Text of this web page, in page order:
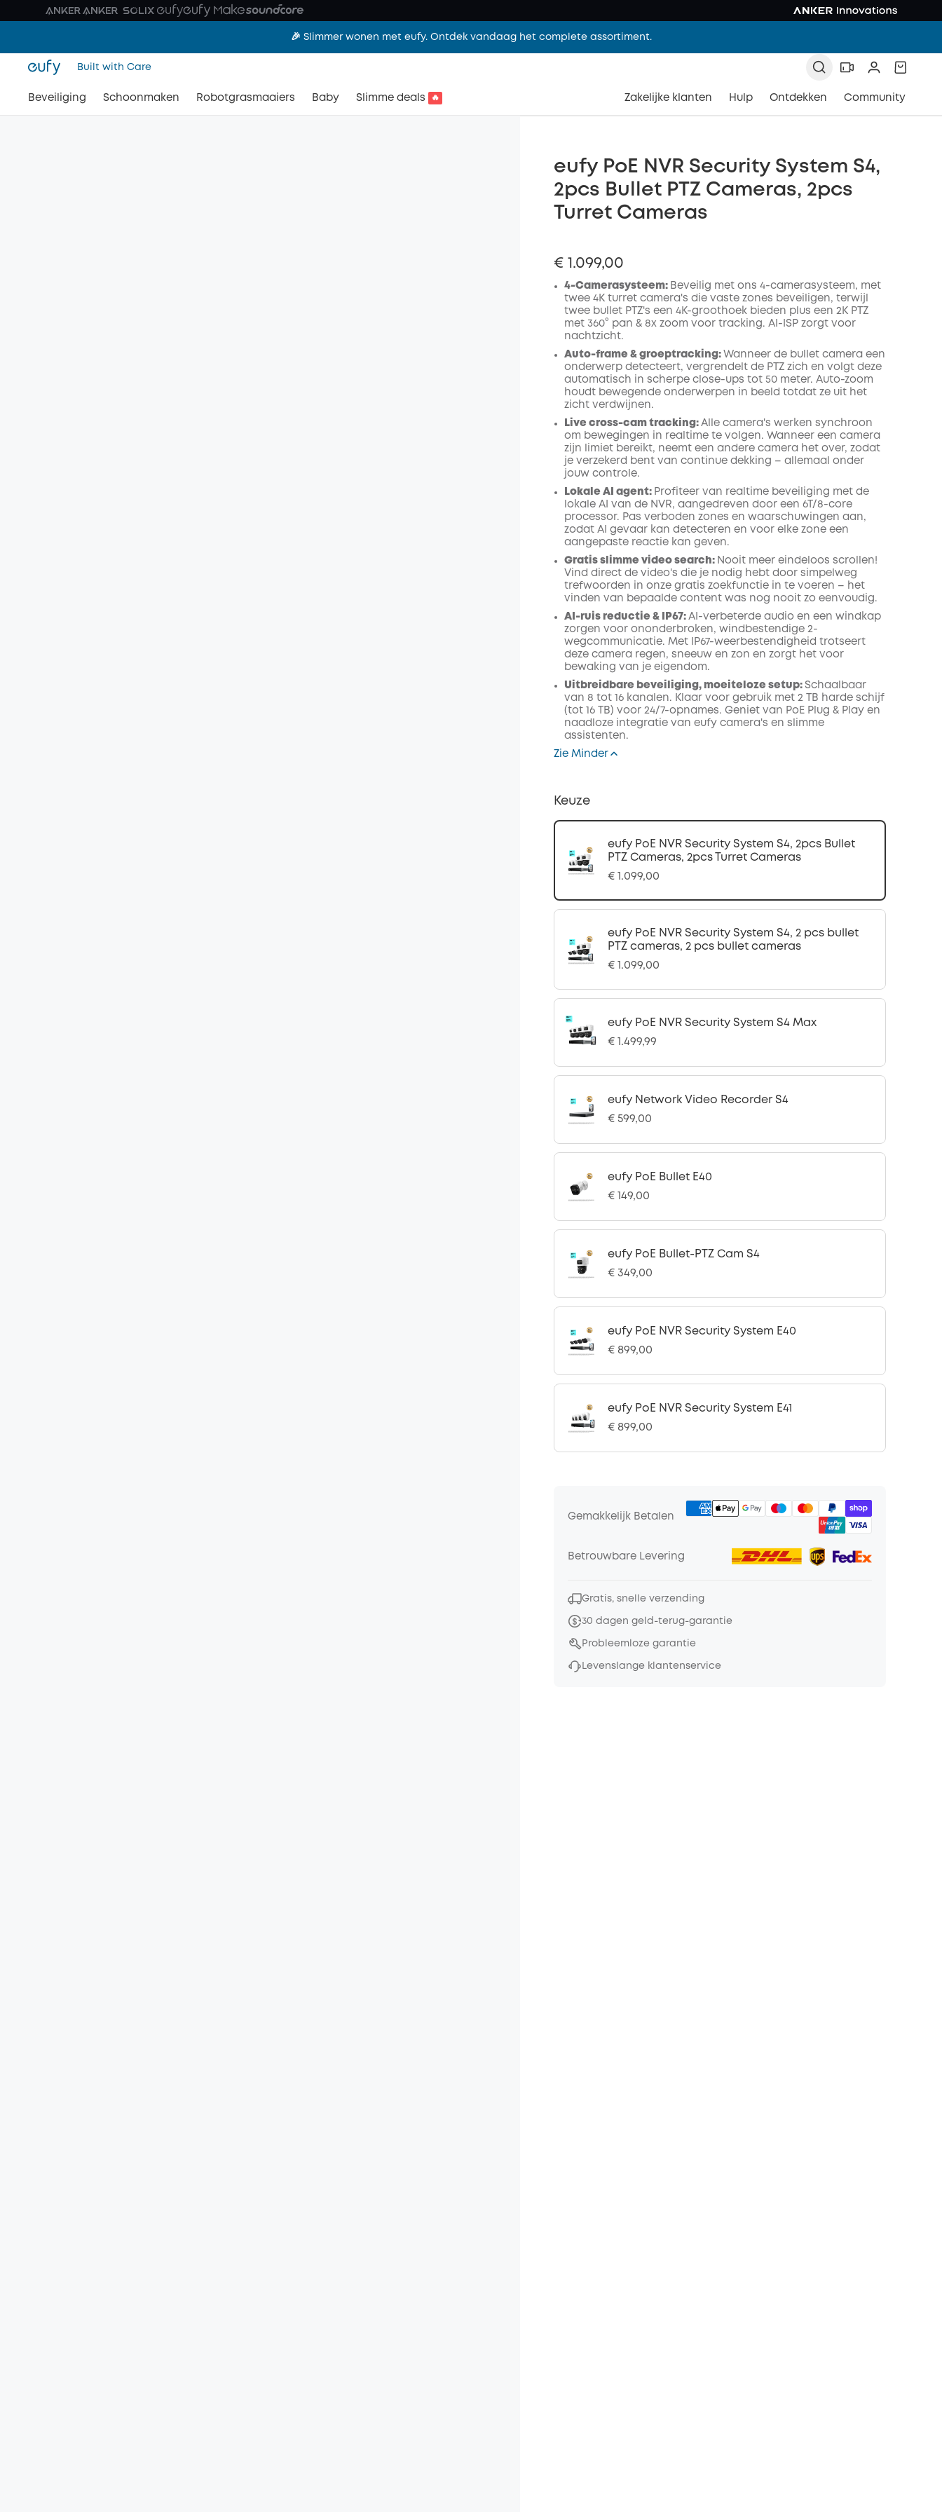
🎉 Slimmer wonen met eufy. Ontdek vandaag het complete assortiment.
Built with Care
Beveiliging Schoonmaken Robotgrasmaaiers Baby Slimme deals 🔥 Zakelijke klanten Hulp Ontdekken Community
eufy PoE NVR Security System S4,
2pcs Bullet PTZ Cameras, 2pcs
Turret Cameras
€ 1.099,00
4-Camerasysteem: Beveilig met ons 4-camerasysteem, met
twee 4K turret camera's die vaste zones beveiligen, terwijl
twee bullet PTZ's een 4K-groothoek bieden plus een 2K PTZ
met 360° pan & 8x zoom voor tracking. AI-ISP zorgt voor
nachtzicht.
Auto-frame & groeptracking: Wanneer de bullet camera een
onderwerp detecteert, vergrendelt de PTZ zich en volgt deze
automatisch in scherpe close-ups tot 50 meter. Auto-zoom
houdt bewegende onderwerpen in beeld totdat ze uit het
zicht verdwijnen.
Live cross-cam tracking: Alle camera's werken synchroon
om bewegingen in realtime te volgen. Wanneer een camera
zijn limiet bereikt, neemt een andere camera het over, zodat
je verzekerd bent van continue dekking – allemaal onder
jouw controle.
Lokale AI agent: Profiteer van realtime beveiliging met de
lokale AI van de NVR, aangedreven door een 6T/8-core
processor. Pas verboden zones en waarschuwingen aan,
zodat AI gevaar kan detecteren en voor elke zone een
aangepaste reactie kan geven.
Gratis slimme video search: Nooit meer eindeloos scrollen!
Vind direct de video's die je nodig hebt door simpelweg
trefwoorden in onze gratis zoekfunctie in te voeren – het
vinden van bepaalde content was nog nooit zo eenvoudig.
AI-ruis reductie & IP67: AI-verbeterde audio en een windkap
zorgen voor ononderbroken, windbestendige 2-
wegcommunicatie. Met IP67-weerbestendigheid trotseert
deze camera regen, sneeuw en zon en zorgt het voor
bewaking van je eigendom.
Uitbreidbare beveiliging, moeiteloze setup: Schaalbaar
van 8 tot 16 kanalen. Klaar voor gebruik met 2 TB harde schijf
(tot 16 TB) voor 24/7-opnames. Geniet van PoE Plug & Play en
naadloze integratie van eufy camera's en slimme
assistenten.
Zie Minder
Keuze
eufy PoE NVR Security System S4, 2pcs Bullet
PTZ Cameras, 2pcs Turret Cameras
€ 1.099,00
eufy PoE NVR Security System S4, 2 pcs bullet
PTZ cameras, 2 pcs bullet cameras
€ 1.099,00
eufy PoE NVR Security System S4 Max
€ 1.499,99
eufy Network Video Recorder S4
€ 599,00
eufy PoE Bullet E40
€ 149,00
eufy PoE Bullet-PTZ Cam S4
€ 349,00
eufy PoE NVR Security System E40
€ 899,00
eufy PoE NVR Security System E41
€ 899,00
Gemakkelijk Betalen
Betrouwbare Levering
Gratis, snelle verzending
30 dagen geld-terug-garantie
Probleemloze garantie
Levenslange klantenservice